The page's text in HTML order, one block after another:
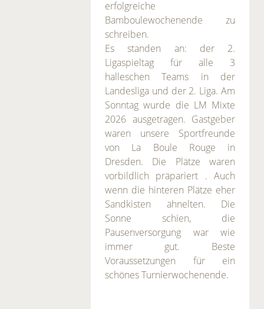
erfolgreiche
Bamboulewochenende zu
schreiben.
Es standen an: der 2.
Ligaspieltag für alle 3
halleschen Teams in der
Landesliga und der 2. Liga. Am
Sonntag wurde die LM Mixte
2026 ausgetragen. Gastgeber
waren unsere Sportfreunde
von La Boule Rouge in
Dresden. Die Plätze waren
vorbildlich präpariert . Auch
wenn die hinteren Plätze eher
Sandkisten ähnelten. Die
Sonne schien, die
Pausenversorgung war wie
immer gut. Beste
Voraussetzungen für ein
schönes Turnierwochenende.